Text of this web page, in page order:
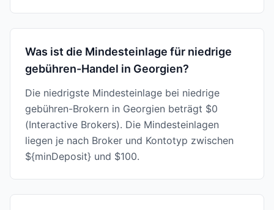
Was ist die Mindesteinlage für niedrige
gebühren-Handel in Georgien?
Die niedrigste Mindesteinlage bei niedrige
gebühren-Brokern in Georgien beträgt $0
(Interactive Brokers). Die Mindesteinlagen
liegen je nach Broker und Kontotyp zwischen
${minDeposit} und $100.